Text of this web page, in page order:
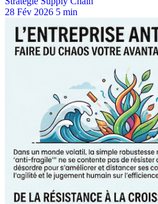
28 Fév 2026 5 min